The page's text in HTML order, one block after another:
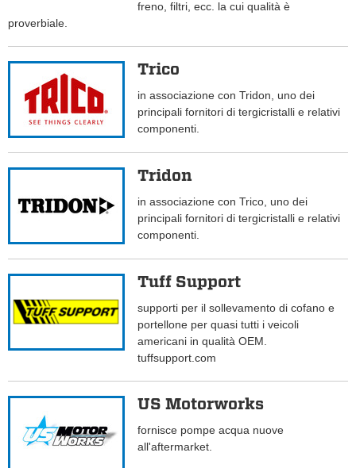
freno, filtri, ecc. la cui qualità è
proverbiale.
Trico
in associazione con Tridon, uno dei
principali fornitori di tergicristalli e relativi
componenti.
Tridon
in associazione con Trico, uno dei
principali fornitori di tergicristalli e relativi
componenti.
Tuff Support
supporti per il sollevamento di cofano e
portellone per quasi tutti i veicoli
americani in qualità OEM.
tuffsupport.com
US Motorworks
fornisce pompe acqua nuove
all'aftermarket.